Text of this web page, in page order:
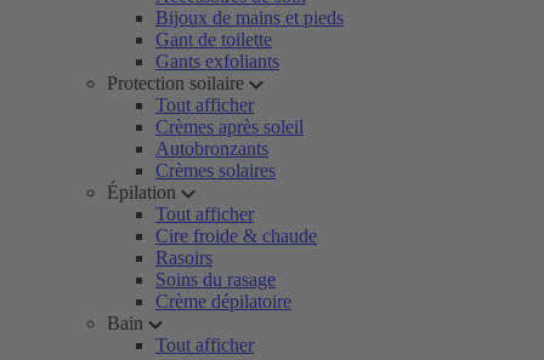
Bijoux de mains et pieds
Gant de toilette
Gants exfoliants
Protection soilaire
Tout afficher
Crèmes après soleil
Autobronzants
Crèmes solaires
Épilation
Tout afficher
Cire froide & chaude
Rasoirs
Soins du rasage
Crème dépilatoire
Bain
Tout afficher